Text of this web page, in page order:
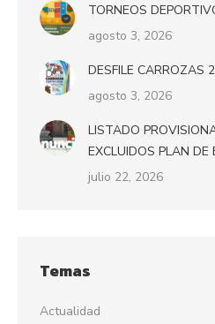
TORNEOS
agosto 3, 2026
DESFILE CARROZAS
agosto 3, 2026
LISTADO
EXCLUIDOS PLAN DE
julio 22, 2026
Temas
Actualidad